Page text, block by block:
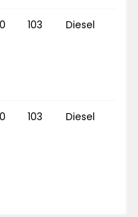
103 Diesel
103 Diesel